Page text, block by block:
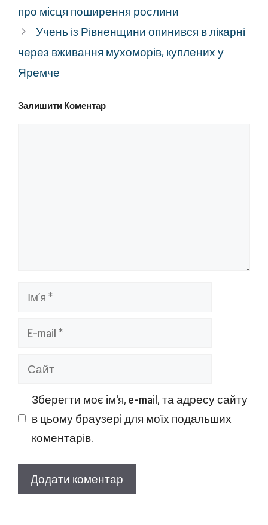
про місця поширення рослини
Учень із Рівненщини опинився в лікарні
через вживання мухоморів, куплених у
Яремче
Залишити Коментар
Ім’я
Сайт
Зберегти моє ім'я, e-mail, та адресу сайту
в цьому браузері для моїх подальших
коментарів.